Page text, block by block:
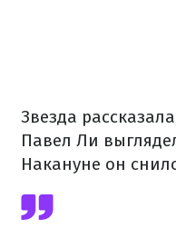
Звезда
Павел Ли
Накануне он